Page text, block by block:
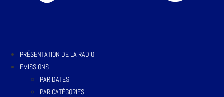
PRÉSENTATION DE LA RADIO
EMISSIONS
PAR DATES
PAR CATÉGORIES